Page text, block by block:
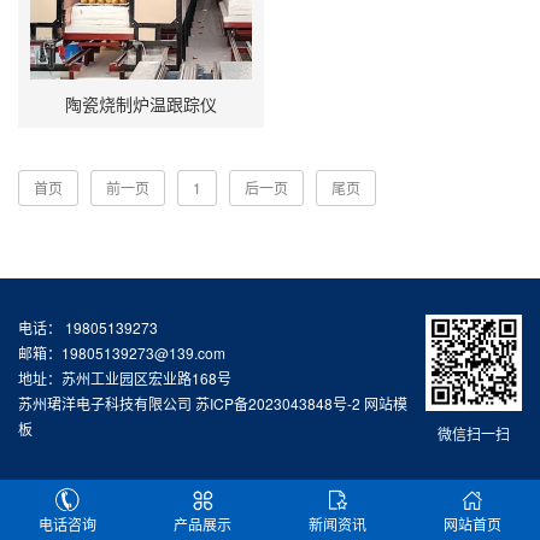
陶瓷烧制炉温跟踪仪
首页 前一页 1 后一页 尾页
微信扫一扫
电话： 19805139273
邮箱：19805139273@139.com
地址：苏州工业园区宏业路168号
苏州珺洋电子科技有限公司 苏ICP备2023043848号-2 网站模
板
电话咨询 产品展示 新闻资讯 网站首页